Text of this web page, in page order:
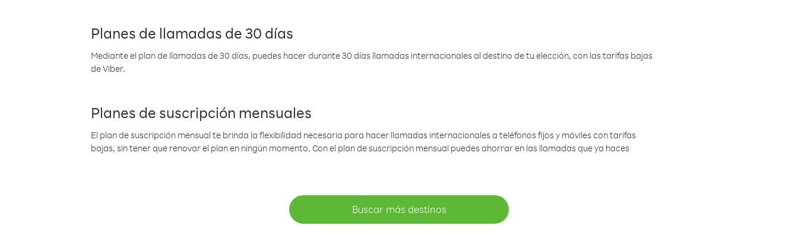
Planes de llamadas de 30 días
Mediante el plan de llamadas de 30 días, puedes hacer durante 30 días llamadas internacionales al destino de tu elección, con las tarifas bajas
de Viber.
Planes de suscripción mensuales
El plan de suscripción mensual te brinda la flexibilidad necesaria para hacer llamadas internacionales a teléfonos fijos y móviles con tarifas
bajas, sin tener que renovar el plan en ningún momento. Con el plan de suscripción mensual puedes ahorrar en las llamadas que ya haces
Buscar más destinos